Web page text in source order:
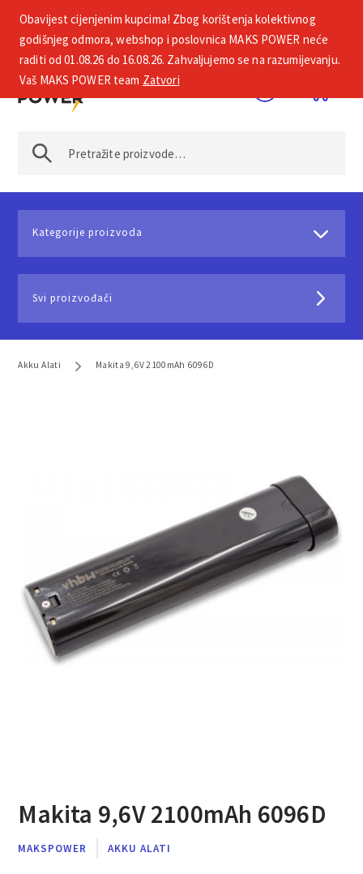
+385 1 2002 575
Kategorije proizvoda
Svi proizvođači
Akku Alati Makita 9,6V 2100mAh 6096D
Makita 9,6V 2100mAh 6096D
MAKSPOWER AKKU ALATI
Obavijest cijenjenim kupcima! Zbog korištenja kolektivnog
godišnjeg odmora, webshop i poslovnica MAKS POWER neće
raditi od 01.08.26 do 16.08.26. Zahvaljujemo se na razumijevanju.
Vaš MAKS POWER team Zatvori